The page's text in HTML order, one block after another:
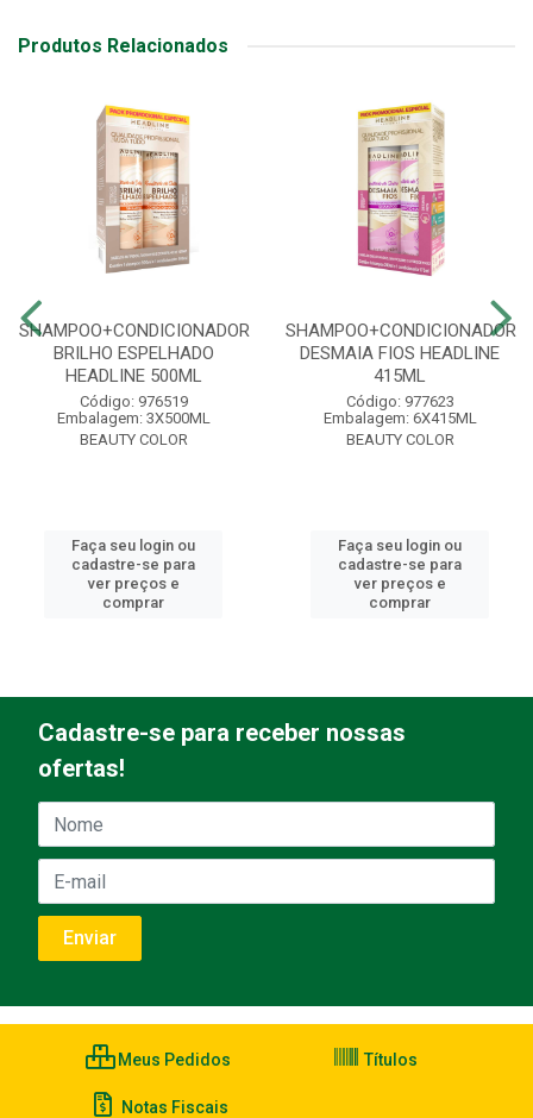
Produtos Relacionados
SHAMPOO+CONDICIONADOR
BRILHO ESPELHADO
HEADLINE 500ML
Código: 976519
Embalagem: 3X500ML
BEAUTY COLOR
Faça seu login ou
cadastre-se para
ver preços e
comprar
SHAMPOO+CONDICIONADOR
DESMAIA FIOS HEADLINE
415ML
Código: 977623
Embalagem: 6X415ML
BEAUTY COLOR
Faça seu login ou
cadastre-se para
ver preços e
comprar
Cadastre-se para receber nossas
ofertas!
Meus Pedidos Títulos
Notas Fiscais